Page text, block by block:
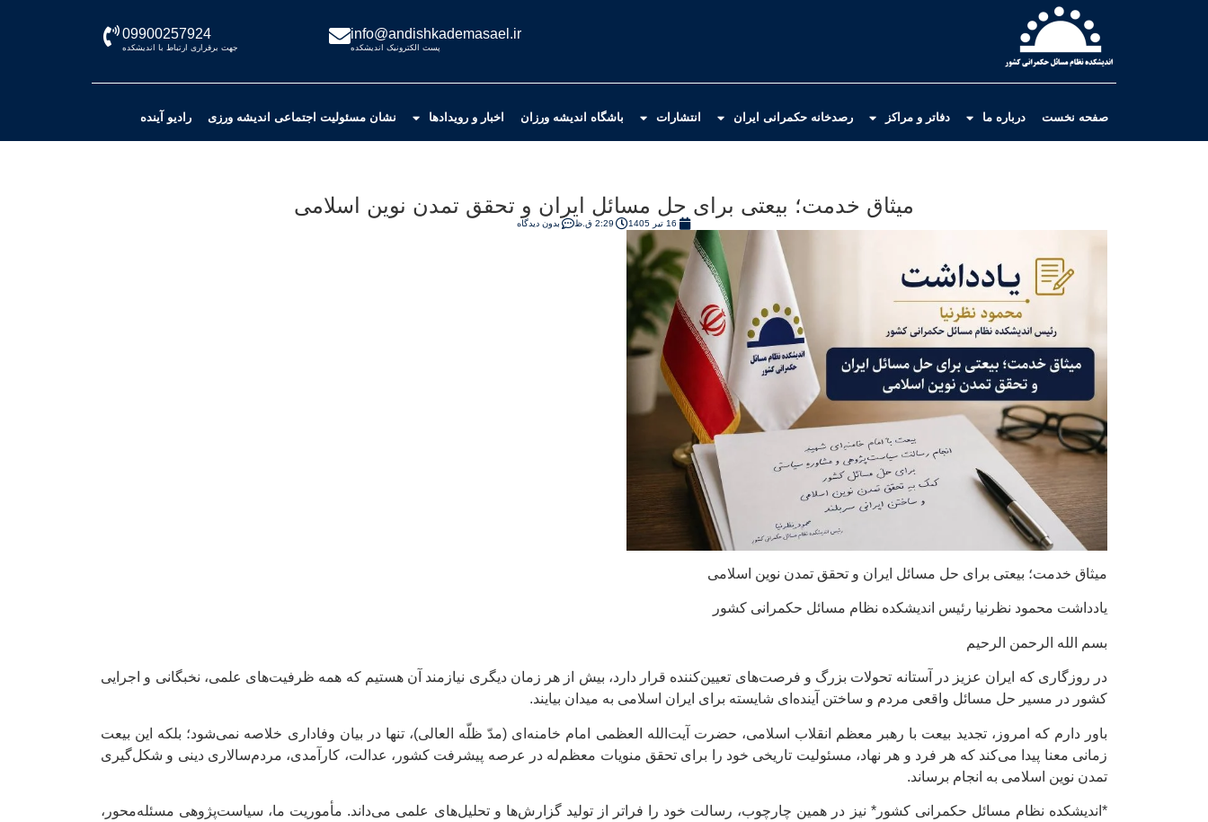
info@andishkademasael.ir
پست الکترونیک اندیشکده
09900257924
جهت برقراری ارتباط با اندیشکده
صفحه نخست درباره ما دفاتر و مراکز رصدخانه حکمرانی ایران انتشارات باشگاه اندیشه ورزان اخبار و رویدادها نشان مسئولیت اجتماعی اندیشه ورزی رادیو آینده
میثاق خدمت؛ بیعتی برای حل مسائل ایران و تحقق تمدن نوین اسلامی
16 تیر 1405 2:29 ق.ظ بدون دیدگاه
میثاق خدمت؛ بیعتی برای حل مسائل ایران و تحقق تمدن نوین اسلامی
یادداشت محمود نظرنیا رئیس اندیشکده نظام مسائل حکمرانی کشور
بسم الله الرحمن الرحیم
در روزگاری که ایران عزیز در آستانه تحولات بزرگ و فرصت‌های تعیین‌کننده قرار دارد، بیش از هر زمان دیگری نیازمند آن هستیم که همه ظرفیت‌های علمی، نخبگانی و اجرایی
کشور در مسیر حل مسائل واقعی مردم و ساختن آینده‌ای شایسته برای ایران اسلامی به میدان بیایند.
باور دارم که امروز، تجدید بیعت با رهبر معظم انقلاب اسلامی، حضرت آیت‌الله العظمی امام خامنه‌ای (مدّ ظلّه العالی)، تنها در بیان وفاداری خلاصه نمی‌شود؛ بلکه این بیعت
زمانی معنا پیدا می‌کند که هر فرد و هر نهاد، مسئولیت تاریخی خود را برای تحقق منویات معظم‌له در عرصه پیشرفت کشور، عدالت، کارآمدی، مردم‌سالاری دینی و شکل‌گیری
تمدن نوین اسلامی به انجام برساند.
*اندیشکده نظام مسائل حکمرانی کشور* نیز در همین چارچوب، رسالت خود را فراتر از تولید گزارش‌ها و تحلیل‌های علمی می‌داند. مأموریت ما، سیاست‌پژوهی مسئله‌محور،